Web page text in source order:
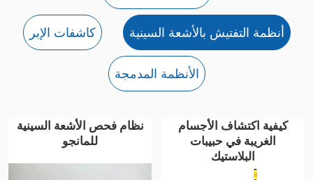
أنظمة التفتيش بالأشعة السينية كاشفات الإبر
الأنظمة المدمجة
كيفية اكتشاف الأجسام
الغريبة في حبيبات
البلاستيك
نظام فحص الأشعة السينية
للمانجو